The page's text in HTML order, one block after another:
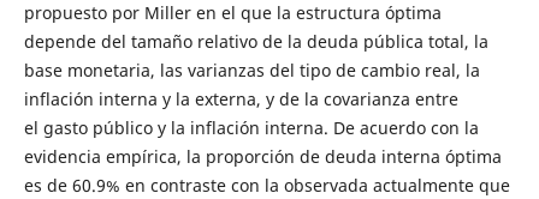
propuesto por Miller en el que la estructura óptima
depende del tamaño relativo de la deuda pública total, la
base monetaria, las varianzas del tipo de cambio real, la
inflación interna y la externa, y de la covarianza entre
el gasto público y la inflación interna. De acuerdo con la
evidencia empírica, la proporción de deuda interna óptima
es de 60.9% en contraste con la observada actualmente que